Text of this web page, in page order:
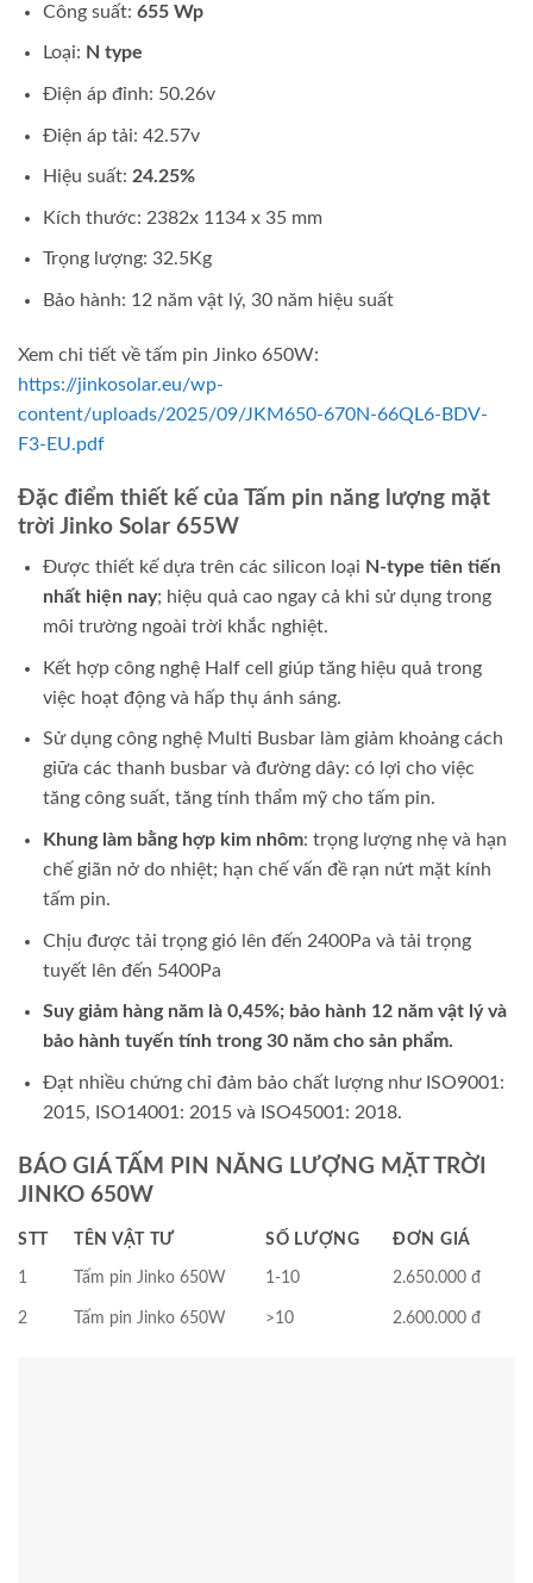
Công suất: 655 Wp
Loại: N type
Điện áp đỉnh: 50.26v
Điện áp tải: 42.57v
Hiệu suất: 24.25%
Kích thước: 2382x 1134 x 35 mm
Trọng lượng: 32.5Kg
Bảo hành: 12 năm vật lý, 30 năm hiệu suất
Xem chi tiết về tấm pin Jinko 650W:
https://jinkosolar.eu/wp-
content/uploads/2025/09/JKM650-670N-66QL6-BDV-
F3-EU.pdf
Đặc điểm thiết kế của Tấm pin năng lượng mặt
trời Jinko Solar 655W
Được thiết kế dựa trên các silicon loại N-type tiên tiến
nhất hiện nay; hiệu quả cao ngay cả khi sử dụng trong
môi trường ngoài trời khắc nghiệt.
Kết hợp công nghệ Half cell giúp tăng hiệu quả trong
việc hoạt động và hấp thụ ánh sáng.
Sử dụng công nghệ Multi Busbar làm giảm khoảng cách
giữa các thanh busbar và đường dây: có lợi cho việc
tăng công suất, tăng tính thẩm mỹ cho tấm pin.
Khung làm bằng hợp kim nhôm: trọng lượng nhẹ và hạn
chế giãn nở do nhiệt; hạn chế vấn đề rạn nứt mặt kính
tấm pin.
Chịu được tải trọng gió lên đến 2400Pa và tải trọng
tuyết lên đến 5400Pa
Suy giảm hàng năm là 0,45%; bảo hành 12 năm vật lý và
bảo hành tuyến tính trong 30 năm cho sản phẩm.
Đạt nhiều chứng chỉ đảm bảo chất lượng như ISO9001:
2015, ISO14001: 2015 và ISO45001: 2018.
BÁO GIÁ TẤM PIN NĂNG LƯỢNG MẶT TRỜI
JINKO 650W
STT TÊN VẬT TƯ SỐ LƯỢNG ĐƠN GIÁ
1 Tấm pin Jinko 650W 1-10 2.650.000 đ
2 Tấm pin Jinko 650W >10 2.600.000 đ